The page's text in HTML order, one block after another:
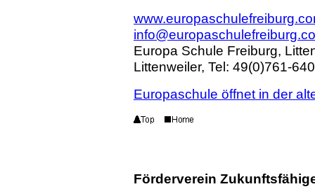
Europa Schule Freiburg,
Littenweiler, Tel: 49(0)761-
Europaschule öffnet in der
Förderverein